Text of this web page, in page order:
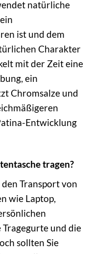
natürliche
ist und dem
Charakter
mit der Zeit eine
ein
Chromsalze und
Entwicklung
tragen?
Transport von
wie Laptop,
und die
sollten Sie